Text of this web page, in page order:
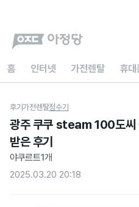
홈 인터넷 가전렌탈 휴대
후기가전렌탈정수기
광주 쿠쿠 steam 100도씨
받은 후기
야쿠르트1개
2025.03.20 20:18